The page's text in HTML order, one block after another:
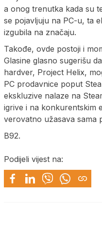
a onog trenutka kada su
se pojavljuju na PC-u, ta
izgubila na značaju.
Takođe, ovde postoji i
Glasine glasno sugerišu
hardver, Project Helix,
PC prodavnice poput
ekskluzive nalaze na
igrive i na konkurentskim
verovatno užasava sama
B92.
Podijeli vijest na: